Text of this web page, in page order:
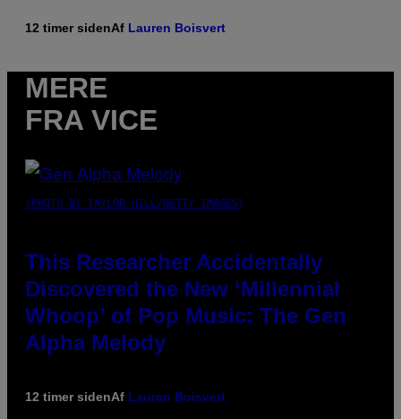
12 timer sidenAf Lauren Boisvert
MERE
FRA VICE
(PHOTO BY TAYLOR HILL/GETTY IMAGES)
This Researcher Accidentally
Discovered the New ‘Millennial
Whoop’ of Pop Music: The Gen
Alpha Melody
12 timer sidenAf Lauren Boisvert